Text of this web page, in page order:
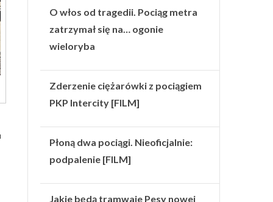
O włos od tragedii. Pociąg metra
zatrzymał się na… ogonie
wieloryba
Zderzenie ciężarówki z pociągiem
PKP Intercity [FILM]
Płoną dwa pociągi. Nieoficjalnie:
podpalenie [FILM]
Jakie będą tramwaje Pesy nowej